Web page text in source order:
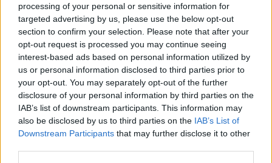
processing of your personal or sensitive information for
targeted advertising by us, please use the below opt-out
section to confirm your selection. Please note that after your
opt-out request is processed you may continue seeing
interest-based ads based on personal information utilized by
us or personal information disclosed to third parties prior to
your opt-out. You may separately opt-out of the further
disclosure of your personal information by third parties on the
IAB’s list of downstream participants. This information may
also be disclosed by us to third parties on the IAB’s List of
Downstream Participants that may further disclose it to other
BUDAPEST ECONOMIC FORUM 2026
Átalakulóban a magyar gazdaságpolitika, a
választások után gyökeresen változhatnak meg a
körülmények és a célok. Merre tart a magyar kormány
és mivel néz szembe a nemzetközi környezetben? Ez
lesz a Portfolio idei kiemelt gazdaságpolitikai
konferenciájának legfontosabb témája.
Információ és jelentkezés